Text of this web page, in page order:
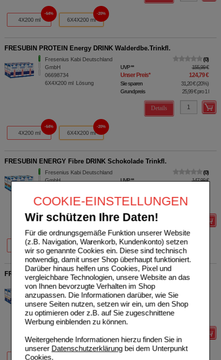
COOKIE-EINSTELLUNGEN
Wir schützen Ihre Daten!
Für die ordnungsgemäße Funktion unserer Website
(z.B. Navigation, Warenkorb, Kundenkonto) setzen
wir so genannte Cookies ein. Diese sind technisch
notwendig, damit unser Shop überhaupt funktioniert.
Darüber hinaus helfen uns Cookies, Pixel und
vergleichbare Technologien, unsere Website an das
von Ihnen bevorzugte Verhalten im Shop
anzupassen. Die Informationen darüber, wie Sie
unsere Seiten nutzen, setzen wir ein, um den Shop
zu optimieren oder z.B. auf Sie zugeschnittene
Werbung einblenden zu können.
Weitergehende Informationen hierzu finden Sie in
unserer Datenschutzerklärungbei dem Unterpunkt
Cookies.
4X200 ml
64%
6X4X200 ml
20%
FRESUBIN PROTEIN Energy DRINK Walderdbe.Trinkfl.
Fresenius Kabi Deutschland
GmbH
06698734
6X4X200 ml Lösung
0
UVP** 155,99 €
Unser Preis* 124,79 €
Sie sparen 31,20 €(20%)
Grundpreis
25,99 €pro 1 l
Details
4X200 ml
64%
6X4X200 ml
20%
FRESUBIN ENERGY Fibre DRINK Schokolade Trinkfl.
Fresenius Kabi Deutschland
GmbH
6X4X200ml Lösung
0
UVP** 147,99 €
Sie sparen 29,60 €
Grundpreis
24,66 €
Details
4X200 ml
63%
6X4X200 ml
20%
FRESUBIN PROTEIN Energy DRINK Nuss Trinkflasche
Fresenius Kabi Deutschland
GmbH
06698757
6X4X200ml Lösung
UVP**
Unser Preis*
Sie sparen 31,20 €
Grundpreis
4X200 ml
64% 20%